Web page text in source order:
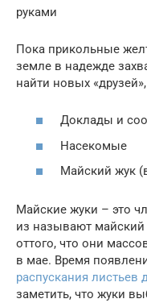
руками
Пока прикольные
земле в надежде
найти новых
Доклады и
Насекомые
Майский жук
Майские жуки – это
из называют
оттого, что они
в мае. Время
распускания листьев
заметить, что жуки